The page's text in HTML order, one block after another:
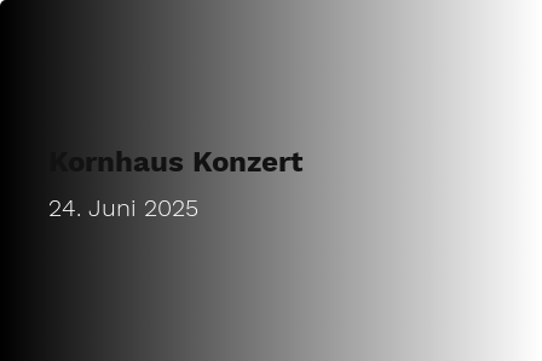
24. Juni 2025
Kornhaus Konzert